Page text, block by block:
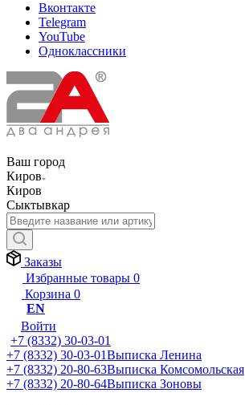
Вконтакте
Telegram
YouTube
Одноклассники
Ваш город
Киров
Киров
Сыктывкар
Заказы
Избранные товары 0
Корзина 0
EN
Войти
+7 (8332) 30-03-01
+7 (8332) 30-03-01Выписка Ленина
+7 (8332) 20-80-63Выписка Комсомольская
+7 (8332) 20-80-64Выписка Зоновы